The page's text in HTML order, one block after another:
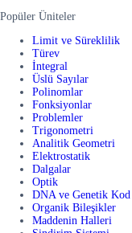
Popüler Üniteler
Limit ve Süreklilik
Türev
İntegral
Üslü Sayılar
Polinomlar
Fonksiyonlar
Problemler
Trigonometri
Analitik Geometri
Elektrostatik
Dalgalar
Optik
DNA ve Genetik Kod
Organik Bileşikler
Maddenin Halleri